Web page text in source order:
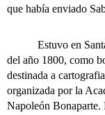
que había enviado
Estuvo en Santa
del año 1800, como
destinada a
organizada por la
Napoleón Bonaparte.